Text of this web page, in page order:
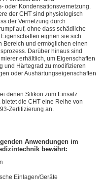
oder Kondensationsvernetzung.
der CHT sind physiologisch
der Vernetzung durch
auf, ohne dass schädliche
eignen sie sich
Bereich und ermöglichen einen
Darüber hinaus sind
erhältlich, um Eigenschaften
und Härtegrad zu modifizieren
oder Aushärtungseigenschaften
denen Silikon zum Einsatz
die CHT eine Reihe von
Zertifizierung an.
Anwendungen im
bewährt:
Einlagen/Geräte